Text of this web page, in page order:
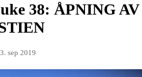
38: ÅPNING AV
sep 2019